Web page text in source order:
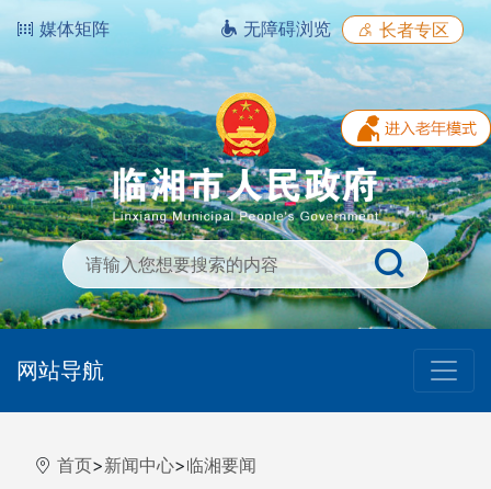
媒体矩阵 无障碍浏览 长者专区
网站导航
首页>新闻中心>临湘要闻